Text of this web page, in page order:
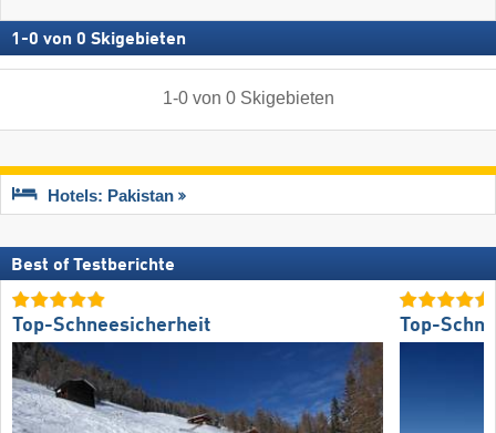
1 -0 von 0 Skigebieten
1-0von 0 Skigebieten
Hotels: Pakistan
Best of Testberichte
Top-Schneesicherheit Top-